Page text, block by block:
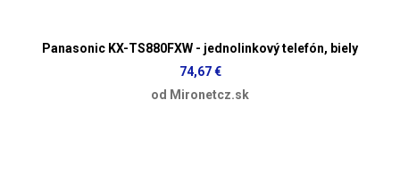
Panasonic KX-TS880FXW - jednolinkový telefón, biely
74,67 €
od Mironetcz.sk